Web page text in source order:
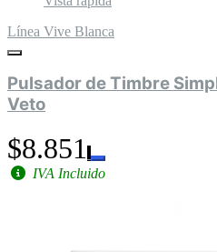
Línea Vive Blanca
Pulsador de Timbre
Veto
$8.851
IVA Incluido